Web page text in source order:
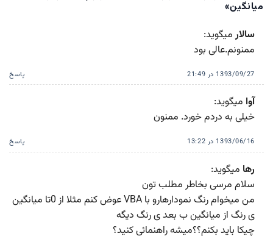
میانگین»
سالار میگوید:
ممنونم.عالی بود
1393/09/27 در 21:49 پاسخ
آوا میگوید:
خیلی به دردم خورد. ممنون
1393/06/16 در 13:22 پاسخ
رها میگوید:
سلام مرسی بخاطر مطلب تون
من میخوام رنگ نمودارهارو با VBA عوض کنم مثلا از 0تا میانگین
ی رنگ از میانگین ب بعد ی رنگ دیگه
چیکا باید بکنم؟؟میشه راهنمائی کنید؟